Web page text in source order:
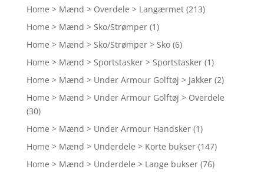
Home > Mænd > Overdele > Langærmet (213)
Home > Mænd > Sko/Strømper (1)
Home > Mænd > Sko/Strømper > Sko (6)
Home > Mænd > Sportstasker > Sportstasker (1)
Home > Mænd > Under Armour Golftøj > Jakker (2)
Home > Mænd > Under Armour Golftøj > Overdele
(30)
Home > Mænd > Under Armour Handsker (1)
Home > Mænd > Underdele > Korte bukser (147)
Home > Mænd > Underdele > Lange bukser (76)